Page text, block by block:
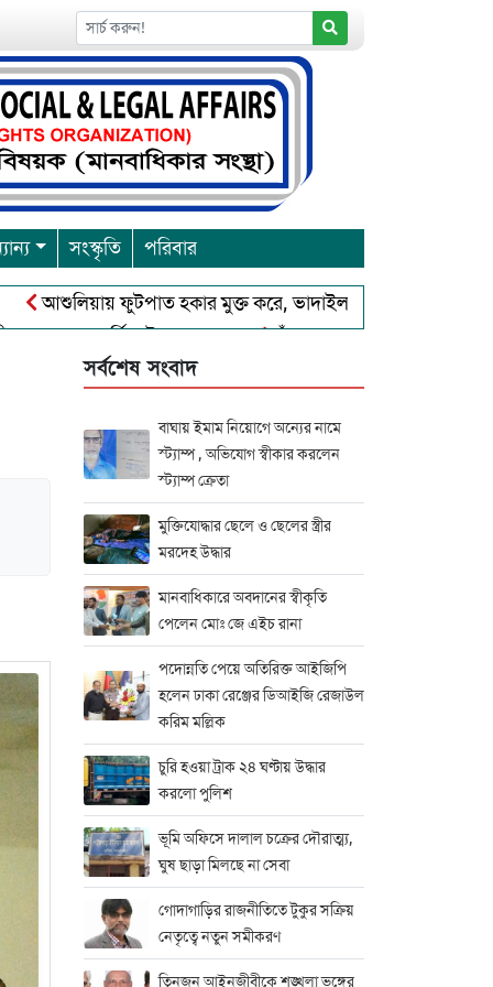
সংস্কৃতি পরিবার
ফুটপাত হকার মুক্ত করে, ভাদাইল প্রাইমারি ফ্রেন্ডস ক্লাব এর
পূর্নিমা উৎসব শুরু চাঁদপুরে বাংলাদেশ আহলে সুন্নাত
সর্বশেষ সংবাদ
বাঘায় ইমাম নিয়োগে অন্যের নামে
স্ট্যাম্প , অভিযোগ স্বীকার করলেন
স্ট্যাম্প ক্রেতা
মুক্তিযোদ্ধার ছেলে ও ছেলের স্ত্রীর
মরদেহ উদ্ধার
মানবাধিকারে অবদানের স্বীকৃতি
পেলেন মোঃ জে এইচ রানা
পদোন্নতি পেয়ে অতিরিক্ত আইজিপি
হলেন ঢাকা রেঞ্জের ডিআইজি রেজাউল
করিম মল্লিক
চুরি হওয়া ট্রাক ২৪ ঘণ্টায় উদ্ধার
করলো পুলিশ
ভূমি অফিসে দালাল চক্রের দৌরাত্ম্য,
ঘুষ ছাড়া মিলছে না সেবা
গোদাগাড়ির রাজনীতিতে টুকুর সক্রিয়
নেতৃত্বে নতুন সমীকরণ
তিনজন আইনজীবীকে শৃঙ্খলা ভঙ্গের